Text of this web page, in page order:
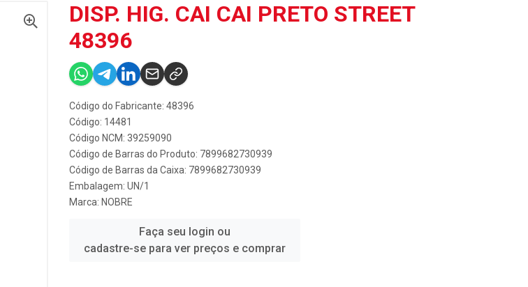
DISP. HIG. CAI CAI PRETO STREET
48396
Código do Fabricante: 48396
Código: 14481
Código NCM: 39259090
Código de Barras do Produto: 7899682730939
Código de Barras da Caixa: 7899682730939
Embalagem: UN/1
Marca: NOBRE
Faça seu login ou
cadastre-se para ver preços e comprar